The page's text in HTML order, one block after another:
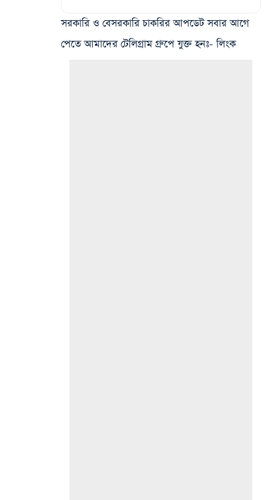
সরকারি ও বেসরকারি চাকরির আপডেট সবার আগে
পেতে আমাদের টেলিগ্রাম গ্রুপে যুক্ত হনঃ- লিংক